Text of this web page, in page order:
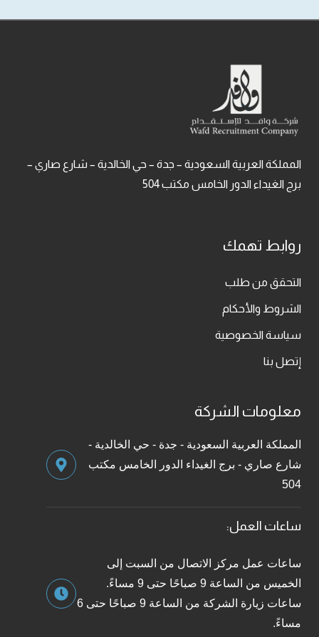
المملكة العربية السعودية – جدة – حي الخالدية – شارع صاري –
برج الغيداء الدور الخامس مكتب 504
روابط تهمك
التحقق من طلب
الشروط والأحكام
سياسة الخصوصية
إتصل بنا
معلومات الشركة
المملكة العربية السعودية - جدة - حي الخالدية -
شارع صاري - برج الغيداء الدور الخامس مكتب
504
ساعات العمل:
ساعات عمل مركز الاتصال من السبت إلى
الخميس من الساعة 9 صباحًا حتى 9 مساءً.
ساعات زيارة الشركة من الساعة 9 صباحًا حتى 6
مساءً.